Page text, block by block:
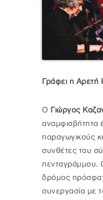
Γράφει η Αρετή
Ο Γιώργος
αναμφισβήτητα
παραγωγικούς
συνθέτες του
πενταγράμμου.
δρόμος
συνεργασία με